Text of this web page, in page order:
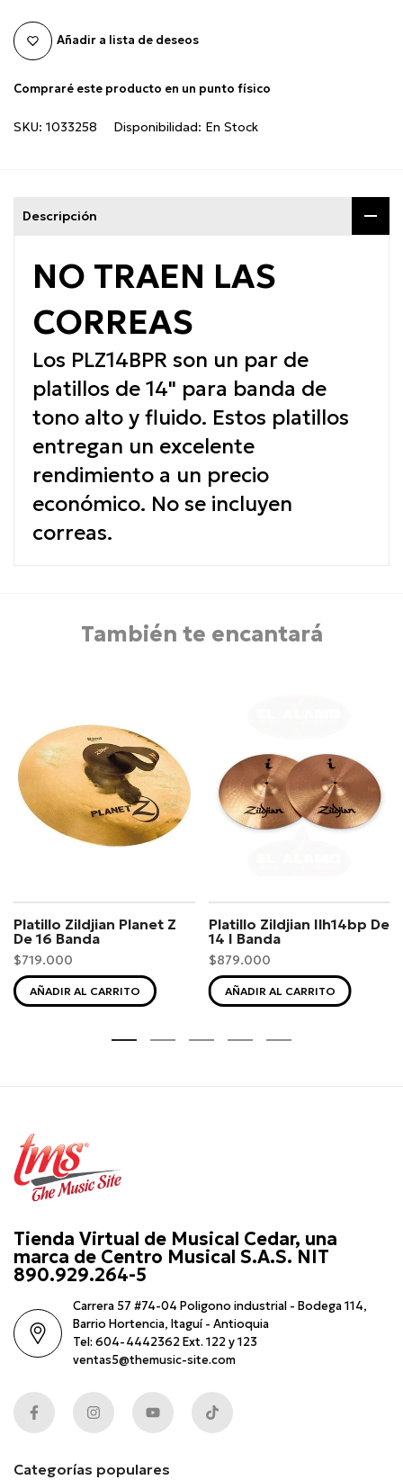
Añadir a lista de deseos
Compraré este producto en un punto físico
SKU: 1033258 Disponibilidad: En Stock
Descripción
NO TRAEN LAS
CORREAS
Los PLZ14BPR son un par de
platillos de 14" para banda de
tono alto y fluido. Estos platillos
entregan un excelente
rendimiento a un precio
económico. No se incluyen
correas.
También te encantará
Platillo Zildjian Planet Z
De 16 Banda
$719.000
AÑADIR AL CARRITO
Platillo Zildjian Ilh14bp De
14 I Banda
$879.000
AÑADIR AL CARRITO
Tienda Virtual de Musical Cedar, una
marca de Centro Musical S.A.S. NIT
890.929.264-5
Carrera 57 #74-04 Poligono industrial - Bodega 114,
Barrio Hortencia, Itaguí - Antioquia
Tel: 604-4442362 Ext. 122 y 123
ventas5@themusic-site.com
Categorías populares